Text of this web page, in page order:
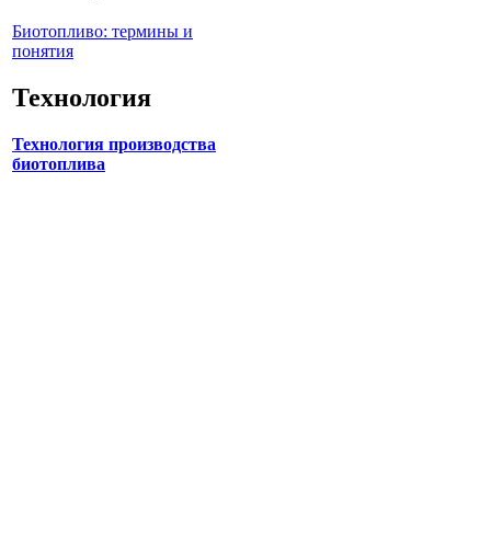
Биотопливо: термины и
понятия
Технология
Технология производства
биотоплива